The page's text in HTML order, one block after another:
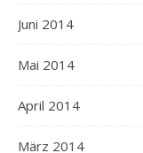
Juni 2014
Mai 2014
April 2014
März 2014